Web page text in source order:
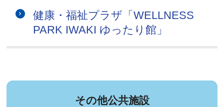
健康・福祉プラザ「WELLNESS
PARK IWAKI ゆったり館」
その他公共施設